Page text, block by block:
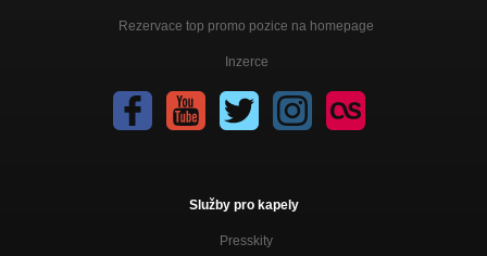
Rezervace top promo pozice na homepage
Inzerce
Služby pro kapely
Presskity